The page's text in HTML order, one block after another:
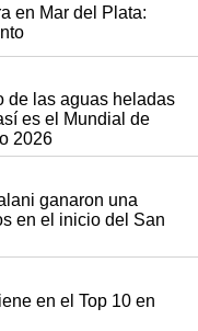
en Mar del Plata:
de las aguas heladas
es el Mundial de
2026
ganaron una
en el inicio del San
en el Top 10 en